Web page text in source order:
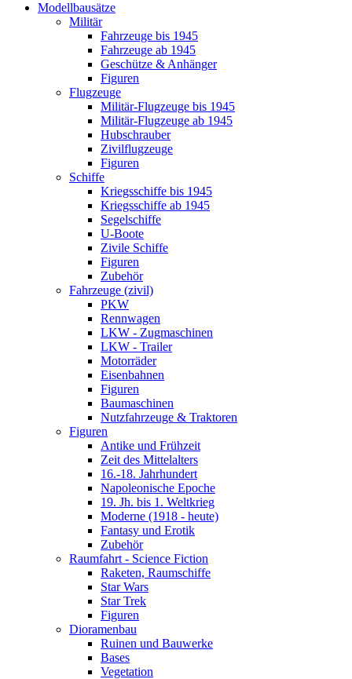
Modellbausätze
Militär
Fahrzeuge bis 1945
Fahrzeuge ab 1945
Geschütze & Anhänger
Figuren
Flugzeuge
Militär-Flugzeuge bis 1945
Militär-Flugzeuge ab 1945
Hubschrauber
Zivilflugzeuge
Figuren
Schiffe
Kriegsschiffe bis 1945
Kriegsschiffe ab 1945
Segelschiffe
U-Boote
Zivile Schiffe
Figuren
Zubehör
Fahrzeuge (zivil)
PKW
Rennwagen
LKW - Zugmaschinen
LKW - Trailer
Motorräder
Eisenbahnen
Figuren
Baumaschinen
Nutzfahrzeuge & Traktoren
Figuren
Antike und Frühzeit
Zeit des Mittelalters
16.-18. Jahrhundert
Napoleonische Epoche
19. Jh. bis 1. Weltkrieg
Moderne (1918 - heute)
Fantasy und Erotik
Zubehör
Raumfahrt - Science Fiction
Raketen, Raumschiffe
Star Wars
Star Trek
Figuren
Dioramenbau
Ruinen und Bauwerke
Bases
Vegetation